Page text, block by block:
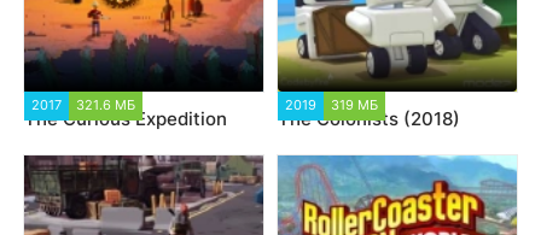
2017 321.6 МБ
The Curious Expedition
2019 319 МБ
The Colonists (2018)